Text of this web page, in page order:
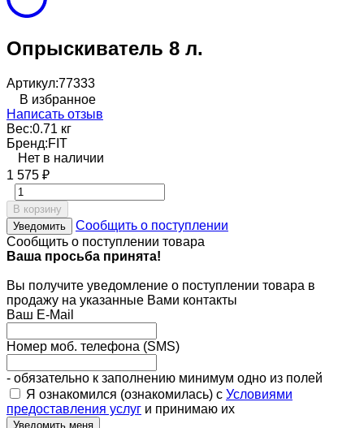
Опрыскиватель 8 л.
Артикул:77333
В избранное
Написать отзыв
Вес:0.71 кг
Бренд:FIT
Нет в наличии
1 575 ₽
В корзину
Уведомить
Сообщить о поступлении
Сообщить о поступлении товара
Ваша просьба принята!
Вы получите уведомление о поступлении товара в
продажу на указанные Вами контакты
Ваш E-Mail
Номер моб. телефона (SMS)
- обязательно к заполнению минимум одно из полей
Я ознакомился (ознакомилась) с Условиями
предоставления услуг и принимаю их